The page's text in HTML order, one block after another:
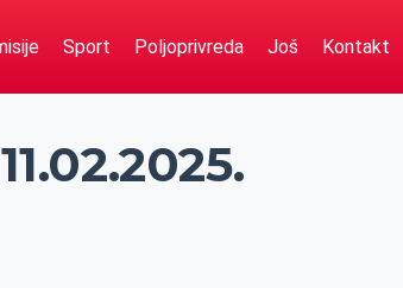
Sport Poljoprivreda Još Kontakt